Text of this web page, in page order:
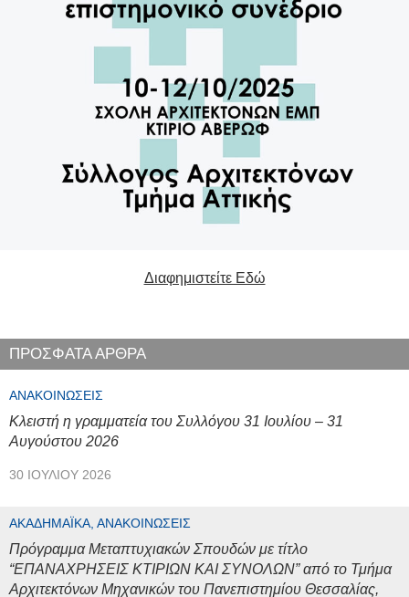
Διαφημιστείτε Εδώ
ΠΡΟΣΦΑΤΑ ΑΡΘΡΑ
ΑΝΑΚΟΙΝΏΣΕΙΣ
Κλειστή η γραμματεία του Συλλόγου 31 Ιουλίου – 31
Αυγούστου 2026
30 ΙΟΥΛΊΟΥ 2026
ΑΚΑΔΗΜΑΪΚΆ, ΑΝΑΚΟΙΝΏΣΕΙΣ
Πρόγραμμα Μεταπτυχιακών Σπουδών με τίτλο
“ΕΠΑΝΑΧΡΗΣΕΙΣ ΚΤΙΡΙΩΝ ΚΑΙ ΣΥΝΟΛΩΝ” από το Τμήμα
Αρχιτεκτόνων Μηχανικών του Πανεπιστημίου Θεσσαλίας,